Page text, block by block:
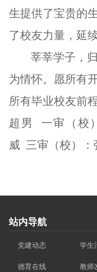
生提供了宝贵的
了校友力量，延
莘莘学子，
为情怀。愿所有
所有毕业校友前
超男 一审（校
威 三审（校）：
站内导航
党建动态 学生
德育在线 教师